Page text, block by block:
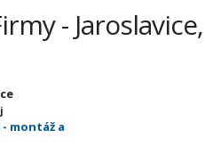
-
montáž a